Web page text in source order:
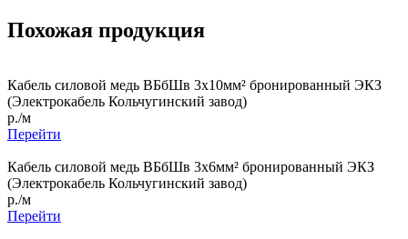
Похожая продукция
Кабель силовой медь ВБбШв 3x10мм² бронированный ЭКЗ
(Электрокабель Кольчугинский завод)
р./м
Перейти
Кабель силовой медь ВБбШв 3x6мм² бронированный ЭКЗ
(Электрокабель Кольчугинский завод)
р./м
Перейти